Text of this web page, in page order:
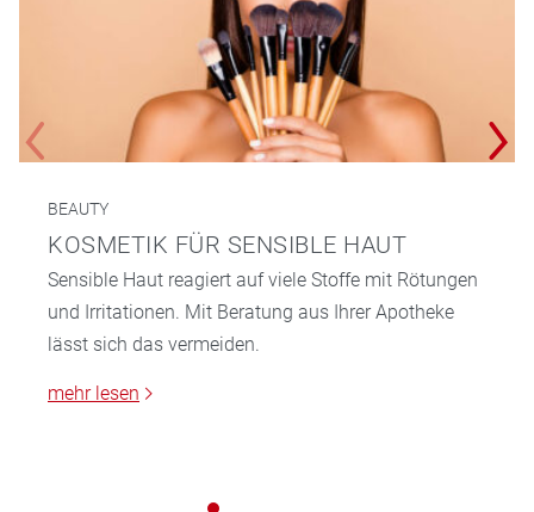
BEAUTY
KOSMETIK FÜR SENSIBLE HAUT
Sensible Haut reagiert auf viele Stoffe mit Rötungen
und Irritationen. Mit Beratung aus Ihrer Apotheke
lässt sich das vermeiden.
mehr lesen